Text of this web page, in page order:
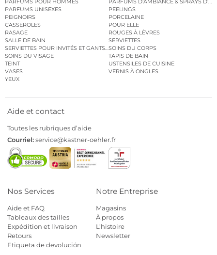
PARFUMS POUR HOMMES
PARFUMS D’AMBIANCE & SPRAYS
PARFUMS UNISEXES
PEELINGS
PEIGNOIRS
PORCELAINE
CASSEROLES
POUR ELLE
RASAGE
ROUGES À LÈVRES
SALLE DE BAIN
SERVIETTES
SERVIETTES POUR INVITÉS ET GANTS DE TOILETTE
SOINS DU CORPS
SOINS DU VISAGE
TAPIS DE BAIN
TEINT
USTENSILES DE CUISINE
VASES
VERNIS À ONGLES
YEUX
Aide et contact
Toutes les rubriques d’aide
Courriel:service@kastner-oehler.fr
Nos Services
Aide et FAQ
Tableaux des tailles
Expédition et livraison
Retours
Etiqueta de devolución
Notre Entreprise
Magasins
À propos
L’histoire
Newsletter